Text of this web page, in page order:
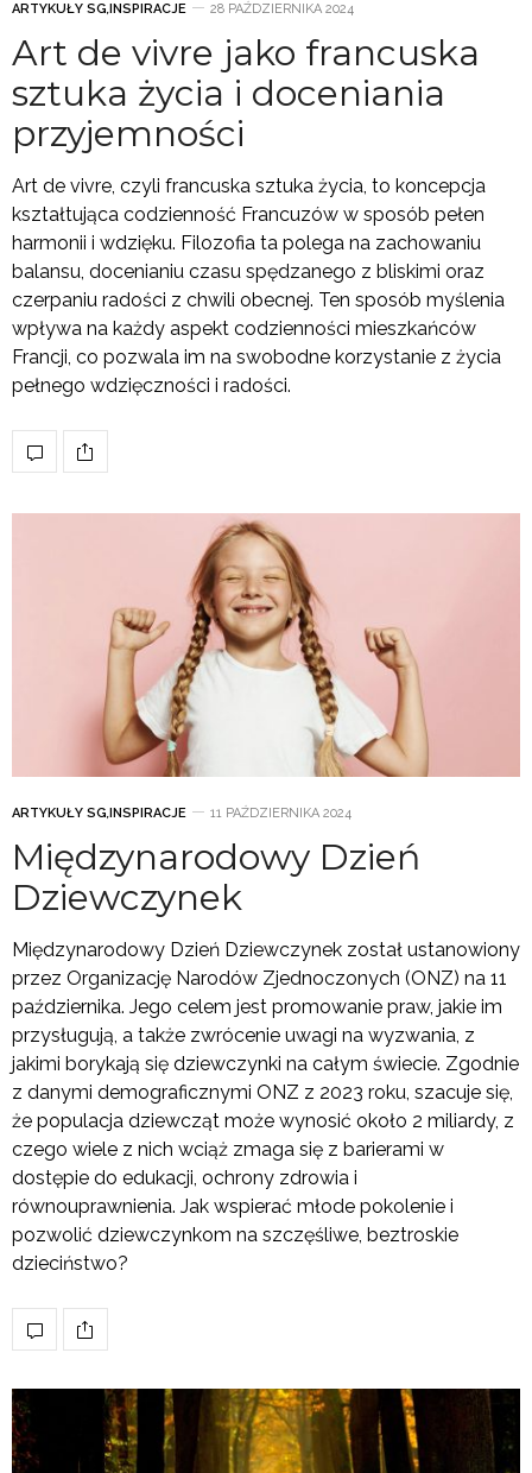
ARTYKUŁY SG, INSPIRACJE 28 PAŹDZIERNIKA 2024
Art de vivre jako francuska
sztuka życia i doceniania
przyjemności
Art de vivre, czyli francuska sztuka życia, to koncepcja
kształtująca codzienność Francuzów w sposób pełen
harmonii i wdzięku. Filozofia ta polega na zachowaniu
balansu, docenianiu czasu spędzanego z bliskimi oraz
czerpaniu radości z chwili obecnej. Ten sposób myślenia
wpływa na każdy aspekt codzienności mieszkańców
Francji, co pozwala im na swobodne korzystanie z życia
pełnego wdzięczności i radości.
ARTYKUŁY SG, INSPIRACJE 11 PAŹDZIERNIKA 2024
Międzynarodowy Dzień
Dziewczynek
Międzynarodowy Dzień Dziewczynek został ustanowiony
przez Organizację Narodów Zjednoczonych (ONZ) na 11
października. Jego celem jest promowanie praw, jakie im
przysługują, a także zwrócenie uwagi na wyzwania, z
jakimi borykają się dziewczynki na całym świecie. Zgodnie
z danymi demograficznymi ONZ z 2023 roku, szacuje się,
że populacja dziewcząt może wynosić około 2 miliardy, z
czego wiele z nich wciąż zmaga się z barierami w
dostępie do edukacji, ochrony zdrowia i
równouprawnienia​. Jak wspierać młode pokolenie i
pozwolić dziewczynkom na szczęśliwe, beztroskie
dzieciństwo?